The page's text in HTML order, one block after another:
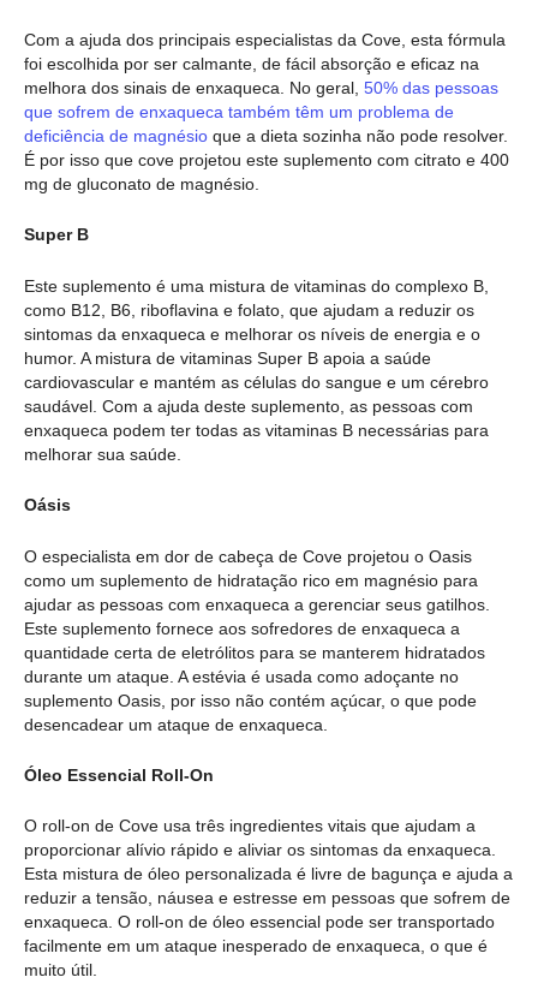
Com a ajuda dos principais especialistas da Cove, esta fórmula
foi escolhida por ser calmante, de fácil absorção e eficaz na
melhora dos sinais de enxaqueca. No geral, 50% das pessoas
que sofrem de enxaqueca também têm um problema de
deficiência de magnésio que a dieta sozinha não pode resolver.
É por isso que cove projetou este suplemento com citrato e 400
mg de gluconato de magnésio.
Super B
Este suplemento é uma mistura de vitaminas do complexo B,
como B12, B6, riboflavina e folato, que ajudam a reduzir os
sintomas da enxaqueca e melhorar os níveis de energia e o
humor. A mistura de vitaminas Super B apoia a saúde
cardiovascular e mantém as células do sangue e um cérebro
saudável. Com a ajuda deste suplemento, as pessoas com
enxaqueca podem ter todas as vitaminas B necessárias para
melhorar sua saúde.
Oásis
O especialista em dor de cabeça de Cove projetou o Oasis
como um suplemento de hidratação rico em magnésio para
ajudar as pessoas com enxaqueca a gerenciar seus gatilhos.
Este suplemento fornece aos sofredores de enxaqueca a
quantidade certa de eletrólitos para se manterem hidratados
durante um ataque. A estévia é usada como adoçante no
suplemento Oasis, por isso não contém açúcar, o que pode
desencadear um ataque de enxaqueca.
Óleo Essencial Roll-On
O roll-on de Cove usa três ingredientes vitais que ajudam a
proporcionar alívio rápido e aliviar os sintomas da enxaqueca.
Esta mistura de óleo personalizada é livre de bagunça e ajuda a
reduzir a tensão, náusea e estresse em pessoas que sofrem de
enxaqueca. O roll-on de óleo essencial pode ser transportado
facilmente em um ataque inesperado de enxaqueca, o que é
muito útil.